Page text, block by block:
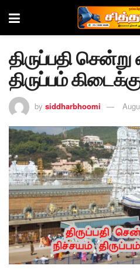
திருப்பதி
திருப்பம்
by siddharbhoomi